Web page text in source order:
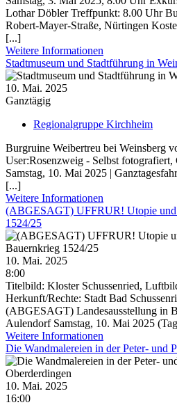
Lothar Döbler Treffpunkt: 8.00 Uhr
Robert-Mayer-Straße, Nürtingen
[...]
Weitere Informationen
Stadtmuseum und Stadtführung in
10. Mai. 2025
Ganztägig
Regionalgruppe Kirchheim
Burgruine Weibertreu bei Weinsberg
User:Rosenzweig - Selbst
Samstag, 10. Mai 2025 |
[...]
Weitere Informationen
(ABGESAGT) UFFRUR! Utopie und
1524/25
10. Mai. 2025
8:00
Titelbild: Kloster Schussenried,
Herkunft/Rechte: Stadt Bad
(ABGESAGT) Landesausstellung in
Aulendorf Samstag, 10. Mai 2025
Weitere Informationen
Die Wandmalereien in der Peter- und
10. Mai. 2025
16:00